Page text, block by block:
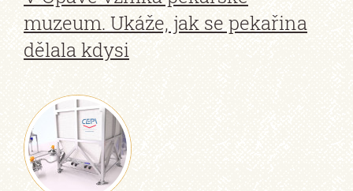
muzeum. Ukáže, jak se pekařina
dělala kdysi